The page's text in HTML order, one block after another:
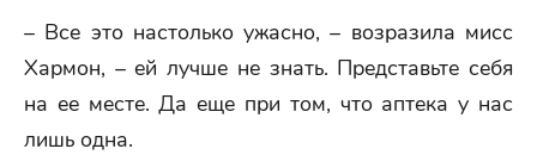
– Все это настолько ужасно, – возразила мисс
Хармон, – ей лучше не знать. Представьте себя
на ее месте. Да еще при том, что аптека у нас
лишь одна.